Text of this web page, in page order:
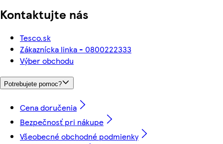
Kontaktujte nás
Tesco.sk
Zákaznícka linka - 0800222333
Výber obchodu
Potrebujete pomoc?
Cena doručenia
Bezpečnosť pri nákupe
Všeobecné obchodné podmienky